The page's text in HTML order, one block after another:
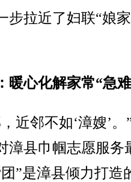
步拉近了妇联“娘
暖心化解家常“急
邻不如‘漳嫂’。
漳县巾帼志愿服务
”是漳县倾力打造